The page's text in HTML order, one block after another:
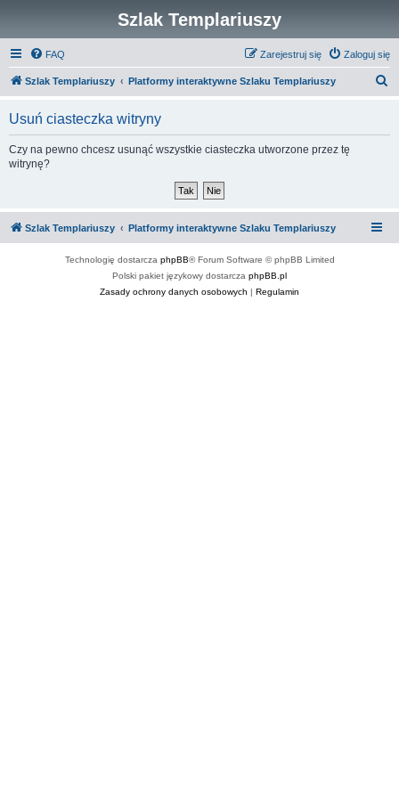
Szlak Templariuszy
FAQ Zaloguj się
Zarejestruj się
Szlak Templariuszy Platformy interaktywne Szlaku Templariuszy
Usuń ciasteczka witryny
Czy na pewno chcesz usunąć wszystkie ciasteczka utworzone przez tę
witrynę?
Szlak Templariuszy Platformy interaktywne Szlaku Templariuszy
Technologię dostarcza phpBB® Forum Software © phpBB Limited
Polski pakiet językowy dostarcza phpBB.pl
Zasady ochrony danych osobowych | Regulamin